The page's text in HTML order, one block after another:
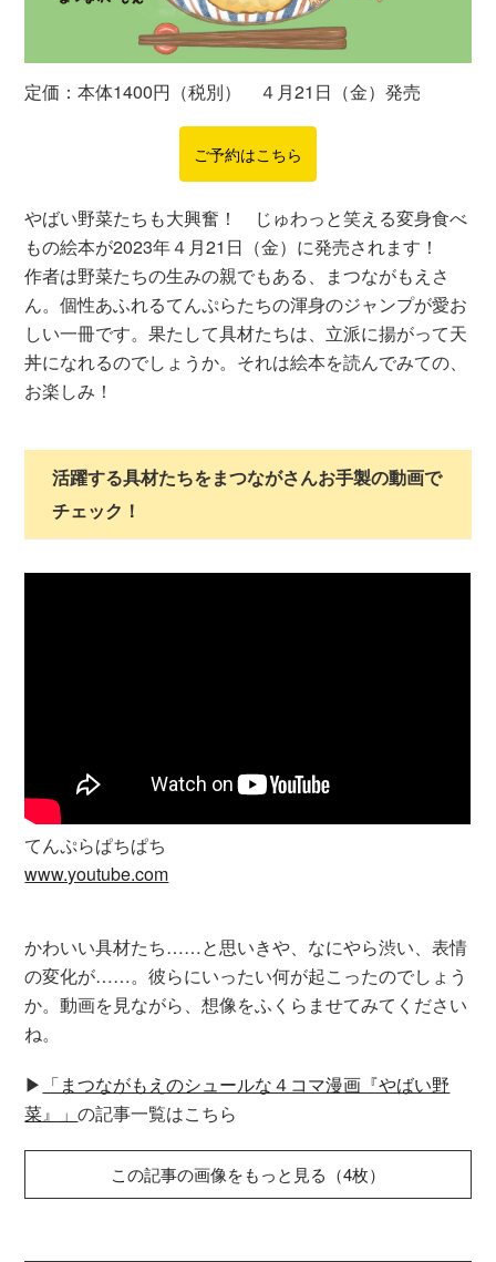
定価：本体1400円（税別） ４月21日（金）発売
ご予約はこちら
やばい野菜たちも大興奮！ じゅわっと笑える変身食べ
もの絵本が2023年４月21日（金）に発売されます！
作者は野菜たちの生みの親でもある、まつながもえさ
ん。個性あふれるてんぷらたちの渾身のジャンプが愛お
しい一冊です。果たして具材たちは、立派に揚がって天
丼になれるのでしょうか。それは絵本を読んでみての、
お楽しみ！
活躍する具材たちをまつながさんお手製の動画で
チェック！
てんぷらぱちぱち
www.youtube.com
かわいい具材たち……と思いきや、なにやら渋い、表情
の変化が……。彼らにいったい何が起こったのでしょう
か。動画を見ながら、想像をふくらませてみてください
ね。
▶︎ 「まつながもえのシュールな４コマ漫画『やばい野
菜』」の記事一覧はこちら
この記事の画像をもっと見る（4枚）